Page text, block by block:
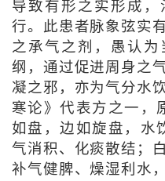
导致有形之实形成
行。此患者脉象弦实
之承气之剂，愚认为
纲，通过促进周身之
凝之邪，亦为气分水
寒论》代表方之一，
如盘，边如旋盘，水
气消积、化痰散结；
补气健脾、燥湿利水